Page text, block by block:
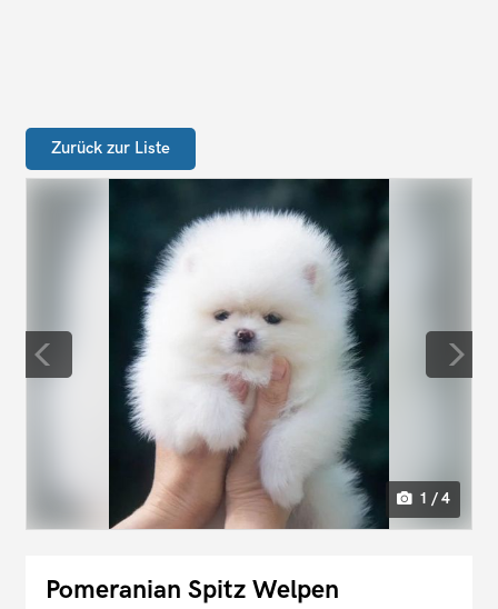
Zurück zur Liste
1 / 4
Pomeranian Spitz Welpen